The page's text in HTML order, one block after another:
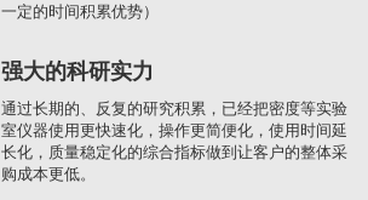
一定的时间积累优势）
强大的科研实力
通过长期的、反复的研究积累，已经把密度等实验
室仪器使用更快速化，操作更简便化，使用时间延
长化，质量稳定化的综合指标做到让客户的整体采
购成本更低。